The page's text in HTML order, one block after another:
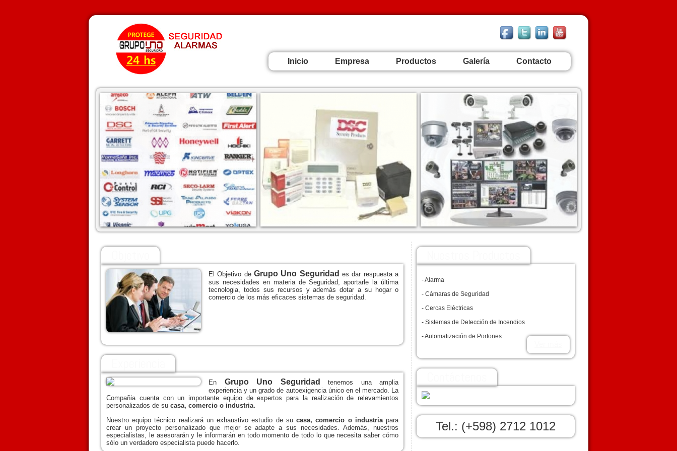
Inicio Empresa Productos Galería Contacto
El Objetivo de Grupo Uno Seguridad es dar respuesta a
sus necesidades en materia de Seguridad, aportarle la última
tecnologia, todos sus recursos y además dotar a su hogar o
comercio de los más eficaces sistemas de seguridad.
En Grupo Uno Seguridad
tenemos una amplia
experiencia y un grado de autoexigencia único en el mercado. La
Compañia cuenta con un importante equipo de expertos para la realización de relevamientos
personalizados de su casa, comercio o industria.
Nuestro equipo técnico realizará un exhaustivo estudio de sucasa, comercio o industriapara
crear un proyecto personalizado que mejor se adapte a sus necesidades. Además, nuestros
especialistas, le asesorarán y le informarán en todo momento de todo lo que necesita saber cómo
sólo un verdadero especialista puede hacerlo.
- Alarma
- Cámaras de Seguridad
- Cercas Eléctricas
- Sistemas de Detección de Incendios
- Automatización de Portones
Tel.: (+598) 2712 1012